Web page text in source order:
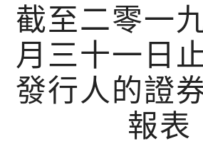
截至二零一
月三十一日
發行人的證
報表